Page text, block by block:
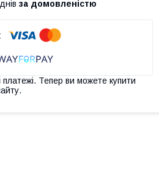
за домовленістю
платежі. Тепер ви можете купити